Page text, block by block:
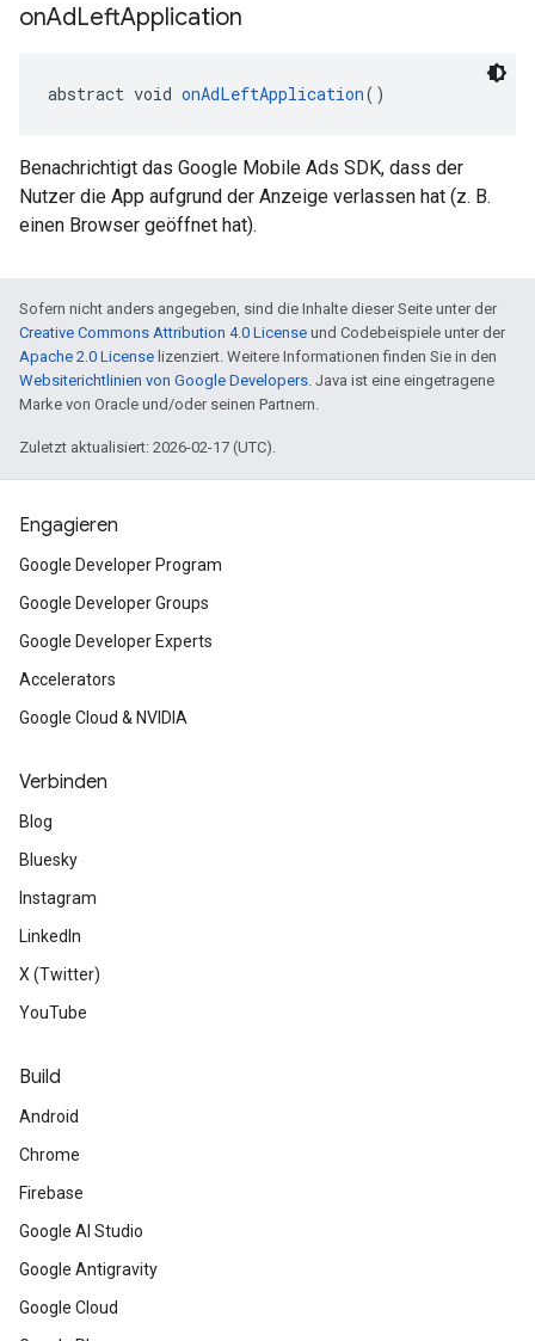
onAdLeftApplication
abstract void onAdLeftApplication()
Benachrichtigt das Google Mobile Ads SDK, dass der
Nutzer die App aufgrund der Anzeige verlassen hat (z. B.
einen Browser geöffnet hat).
Sofern nicht anders angegeben, sind die Inhalte dieser Seite unter der
Creative Commons Attribution 4.0 License und Codebeispiele unter der
Apache 2.0 License lizenziert. Weitere Informationen finden Sie in den
Websiterichtlinien von Google Developers. Java ist eine eingetragene
Marke von Oracle und/oder seinen Partnern.
Zuletzt aktualisiert: 2026-02-17 (UTC).
Engagieren
Google Developer Program
Google Developer Groups
Google Developer Experts
Accelerators
Google Cloud & NVIDIA
Verbinden
Blog
Bluesky
Instagram
LinkedIn
X (Twitter)
YouTube
Build
Android
Chrome
Firebase
Google AI Studio
Google Antigravity
Google Cloud